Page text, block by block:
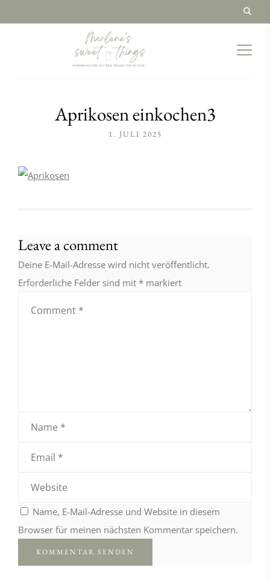
Aprikosen einkochen3
1. JULI 2025
Leave a comment
Deine E-Mail-Adresse wird nicht veröffentlicht.
Erforderliche Felder sind mit * markiert
Name, E-Mail-Adresse und Website in diesem
Browser für meinen nächsten Kommentar speichern.